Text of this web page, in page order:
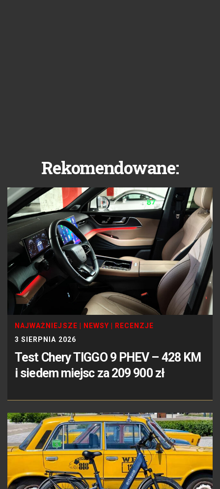
Rekomendowane:
NAJWAŻNIEJSZE NEWSY
RECENZJE
3 SIERPNIA 2026
Test Chery TIGGO 9 PHEV – 428 KM
i siedem miejsc za 209 900 zł